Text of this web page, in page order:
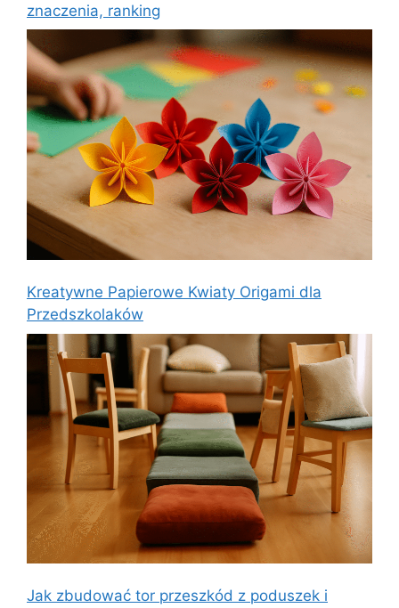
znaczenia, ranking
Kreatywne Papierowe Kwiaty Origami dla
Przedszkolaków
Jak zbudować tor przeszkód z poduszek i